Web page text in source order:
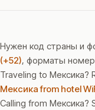
Нужен код страны и
(+52), форматы
Traveling to Мексика?
Мексика from hotel
Calling from Мексика?